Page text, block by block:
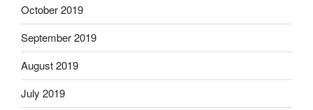
October 2019
September 2019
August 2019
July 2019